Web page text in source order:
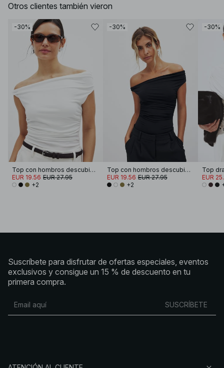
Otros clientes también vieron
-30%
Top con hombros descubiertos trenzado
EUR 19.56 EUR 27.95
+2
-30%
Top con hombros descubiertos trenzado
EUR 19.56 EUR 27.95
+2
-30%
Top
EUR
Suscríbete para disfrutar de ofertas especiales, eventos
exclusivos y consigue un 15 % de descuento en tu
primera compra.
SUSCRÍBETE